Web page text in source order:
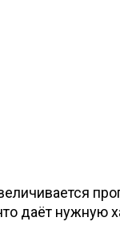
даёт нужную